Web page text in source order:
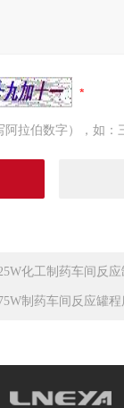
阿拉伯数字），如：
化工制药车间反应罐制冷
制药车间反应罐程序